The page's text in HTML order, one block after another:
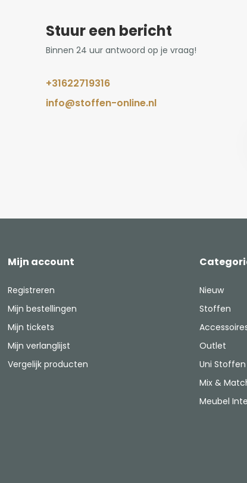
Stuur een bericht
Binnen 24 uur antwoord op je vraag!
+31622719316
info@stoffen-online.nl
Mijn account
Registreren
Mijn bestellingen
Mijn tickets
Mijn verlanglijst
Vergelijk producten
Nieuw
Stoffen
Outlet
Uni Stoffen
Mix &
Meubel